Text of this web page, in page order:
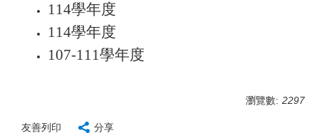
114學年度
114學年度
107-111學年度
瀏覽數: 2297
友善列印 分享